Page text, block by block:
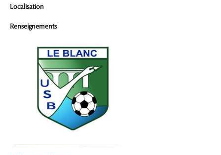
Localisation
Renseignements